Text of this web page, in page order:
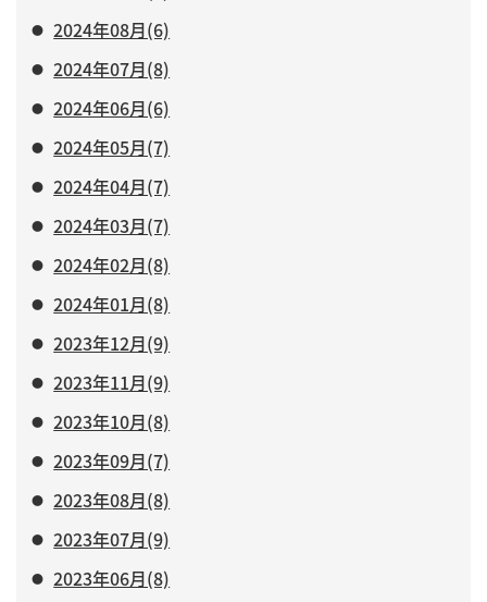
2024年08月(6)
2024年07月(8)
2024年06月(6)
2024年05月(7)
2024年04月(7)
2024年03月(7)
2024年02月(8)
2024年01月(8)
2023年12月(9)
2023年11月(9)
2023年10月(8)
2023年09月(7)
2023年08月(8)
2023年07月(9)
2023年06月(8)